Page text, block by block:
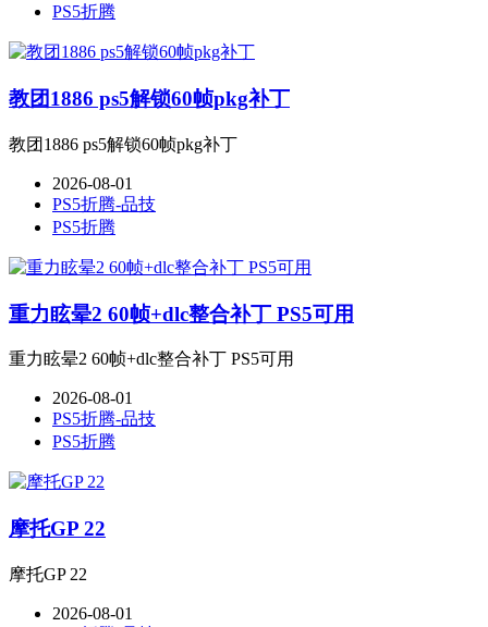
PS5折腾
教团1886 ps5解锁60帧pkg补丁
教团1886 ps5解锁60帧pkg补丁
2026-08-01
PS5折腾-品技
PS5折腾
重力眩晕2 60帧+dlc整合补丁 PS5可用
重力眩晕2 60帧+dlc整合补丁 PS5可用
2026-08-01
PS5折腾-品技
PS5折腾
摩托GP 22
摩托GP 22
2026-08-01